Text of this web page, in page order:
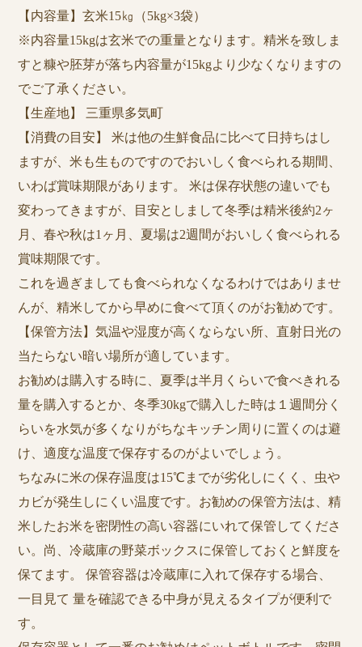
【内容量】玄米15㎏（5kg×3袋）
※内容量15kgは玄米での重量となります。精米を致しま
すと糠や胚芽が落ち内容量が15kgより少なくなりますの
でご了承ください。
【生産地】 三重県多気町
【消費の目安】 米は他の生鮮食品に比べて日持ちはし
ますが、米も生ものですのでおいしく食べられる期間、
いわば賞味期限があります。 米は保存状態の違いでも
変わってきますが、目安としまして冬季は精米後約2ヶ
月、春や秋は1ヶ月、夏場は2週間がおいしく食べられる
賞味期限です。
これを過ぎましても食べられなくなるわけではありませ
んが、精米してから早めに食べて頂くのがお勧めです。
【保管方法】気温や湿度が高くならない所、直射日光の
当たらない暗い場所が適しています。
お勧めは購入する時に、夏季は半月くらいで食べきれる
量を購入するとか、冬季30kgで購入した時は１週間分く
らいを水気が多くなりがちなキッチン周りに置くのは避
け、適度な温度で保存するのがよいでしょう。
ちなみに米の保存温度は15℃までが劣化しにくく、虫や
カビが発生しにくい温度です。お勧めの保管方法は、精
米したお米を密閉性の高い容器にいれて保管してくださ
い。尚、冷蔵庫の野菜ボックスに保管しておくと鮮度を
保てます。 保管容器は冷蔵庫に入れて保存する場合、
一目見て 量を確認できる中身が見えるタイプが便利で
す。